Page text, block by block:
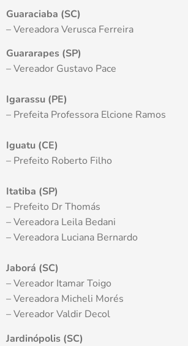
Guaraciaba (SC)
– Vereadora Verusca Ferreira
Guararapes (SP)
– Vereador Gustavo Pace
Igarassu (PE)
– Prefeita Professora Elcione Ramos
Iguatu (CE)
– Prefeito Roberto Filho
Itatiba (SP)
– Prefeito Dr Thomás
– Vereadora Leila Bedani
– Vereadora Luciana Bernardo
Jaborá (SC)
– Vereador Itamar Toigo
– Vereadora Micheli Morés
– Vereador Valdir Decol
Jardinópolis (SC)